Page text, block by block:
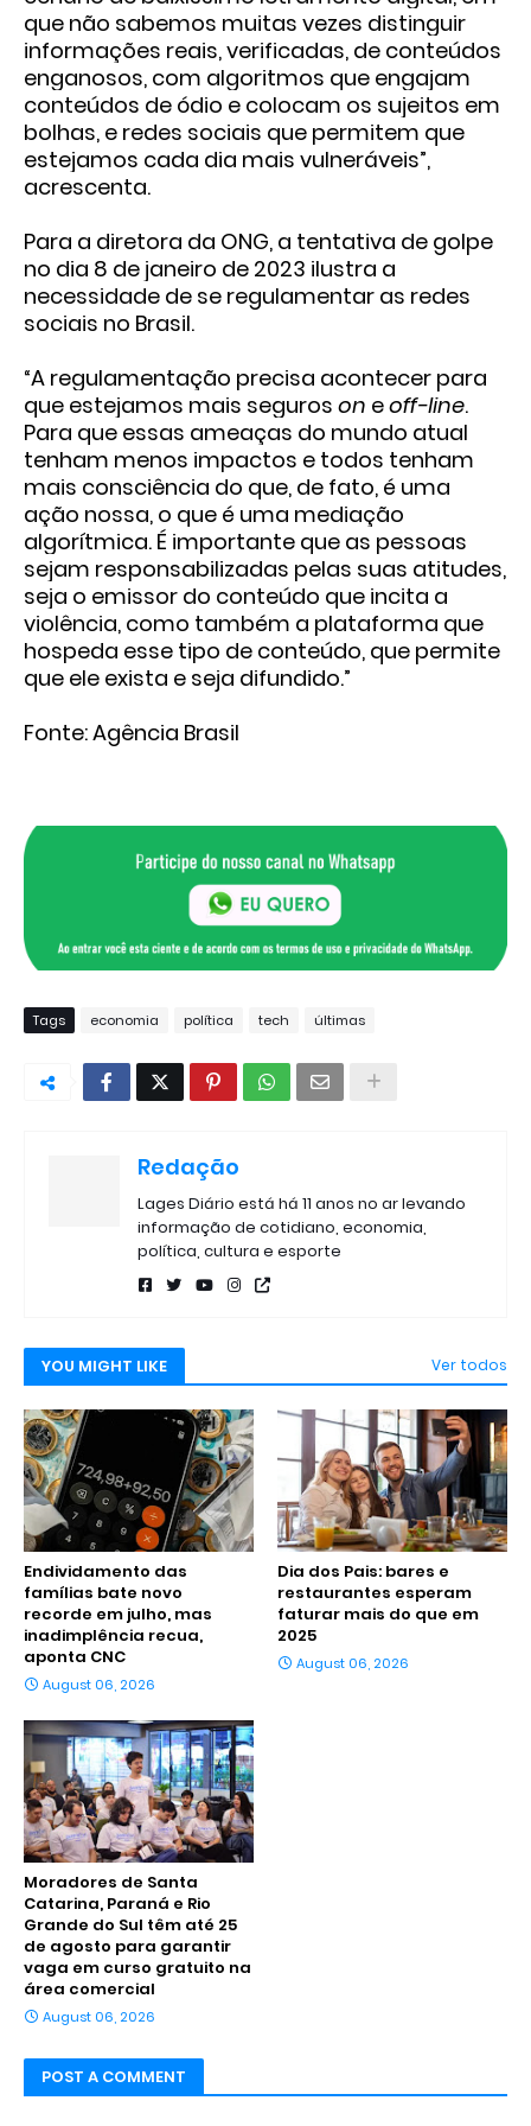
que não sabemos muitas vezes distinguir
informações reais, verificadas, de conteúdos
enganosos, com algoritmos que engajam
conteúdos de ódio e colocam os sujeitos em
bolhas, e redes sociais que permitem que
estejamos cada dia mais vulneráveis”,
acrescenta.
Para a diretora da ONG, a tentativa de golpe
no dia 8 de janeiro de 2023 ilustra a
necessidade de se regulamentar as redes
sociais no Brasil.
“A regulamentação precisa acontecer para
que estejamos mais seguros on eoff-line.
Para que essas ameaças do mundo atual
tenham menos impactos e todos tenham
mais consciência do que, de fato, é uma
ação nossa, o que é uma mediação
algorítmica. É importante que as pessoas
sejam responsabilizadas pelas suas atitudes,
seja o emissor do conteúdo que incita a
violência, como também a plataforma que
hospeda esse tipo de conteúdo, que permite
que ele exista e seja difundido.”
Fonte: Agência Brasil
Tags economia política tech últimas
Redação
Lages Diário está há 11 anos no ar levando
informação de cotidiano, economia,
política, cultura e esporte
YOU MIGHT LIKE Ver todos
Endividamento das
famílias bate novo
recorde em julho, mas
inadimplência recua,
aponta CNC
August 06, 2026
Dia dos Pais: bares e
restaurantes esperam
faturar mais do que em
2025
August 06, 2026
Moradores de Santa
Catarina, Paraná e Rio
Grande do Sul têm até 25
de agosto para garantir
vaga em curso gratuito na
área comercial
August 06, 2026
POST A COMMENT